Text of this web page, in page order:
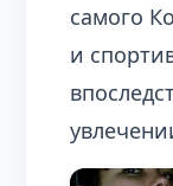
самого
и